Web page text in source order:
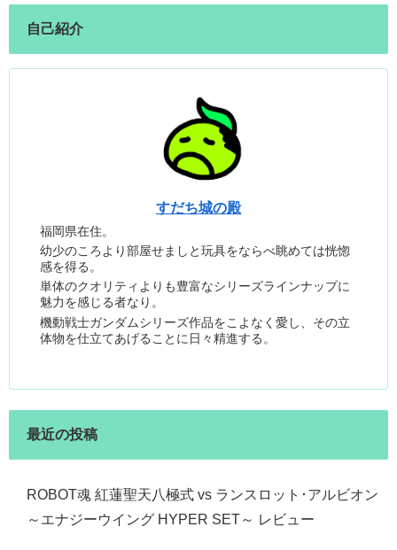
自己紹介
すだち城の殿
福岡県在住。
幼少のころより部屋せましと玩具をならべ眺めては恍惚
感を得る。
単体のクオリティよりも豊富なシリーズラインナップに
魅力を感じる者なり。
機動戦士ガンダムシリーズ作品をこよなく愛し、その立
体物を仕立てあげることに日々精進する。
最近の投稿
ROBOT魂 紅蓮聖天八極式 vs ランスロット･アルビオン
～エナジーウイング HYPER SET～ レビュー